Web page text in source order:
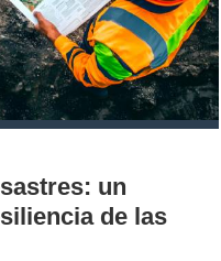
de Química de
hitos y aporte
país